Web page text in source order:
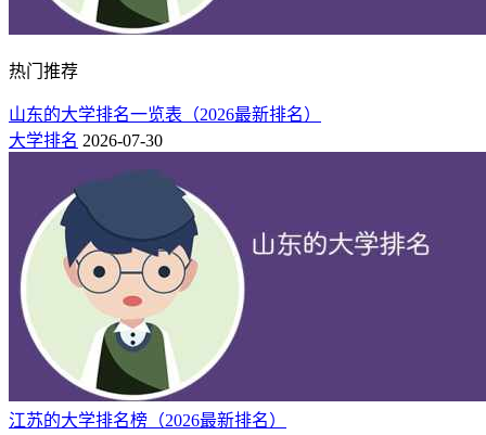
热门推荐
山东的大学排名一览表（2026最新排名）
大学排名 2026-07-30
江苏的大学排名榜（2026最新排名）